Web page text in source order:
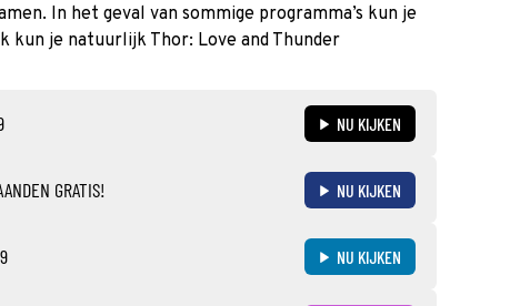
In het geval van sommige programma’s kun je
kun je natuurlijk Thor: Love and Thunder
NU KIJKEN
GRATIS! NU KIJKEN
NU KIJKEN